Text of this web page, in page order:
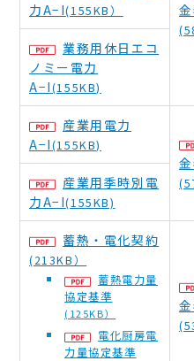
力A−I(155KB）
業務用休日エコ
ノミー電力
A−I(155KB)
産業用電力
A−I(155KB)
産業用季時別電
力A−I(155KB)
蓄熱・電化契約
(213KB）
蓄熱電力量
協定基準
(125KB）
電化厨房電
力量協定基準